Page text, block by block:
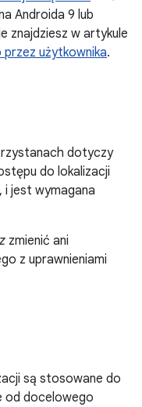
Androida 9 lub
znajdziesz w artykule
przez użytkownika.
dotyczy
do lokalizacji
i jest wymagana
zmienić ani
z uprawnieniami
są stosowane do
od docelowego